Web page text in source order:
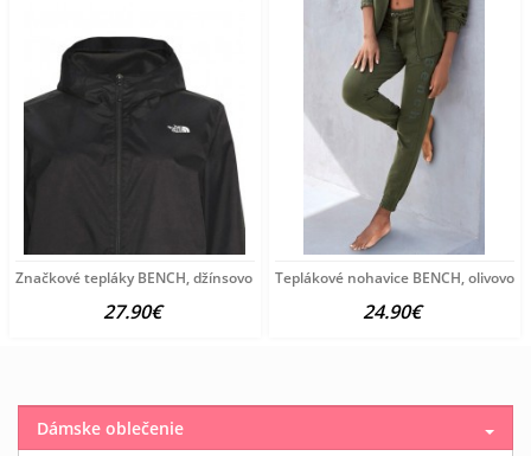
Značkové tepláky BENCH, džínsovo modré
27.90€
Teplákové nohavice BENCH, olivovo
24.90€
Dámske oblečenie